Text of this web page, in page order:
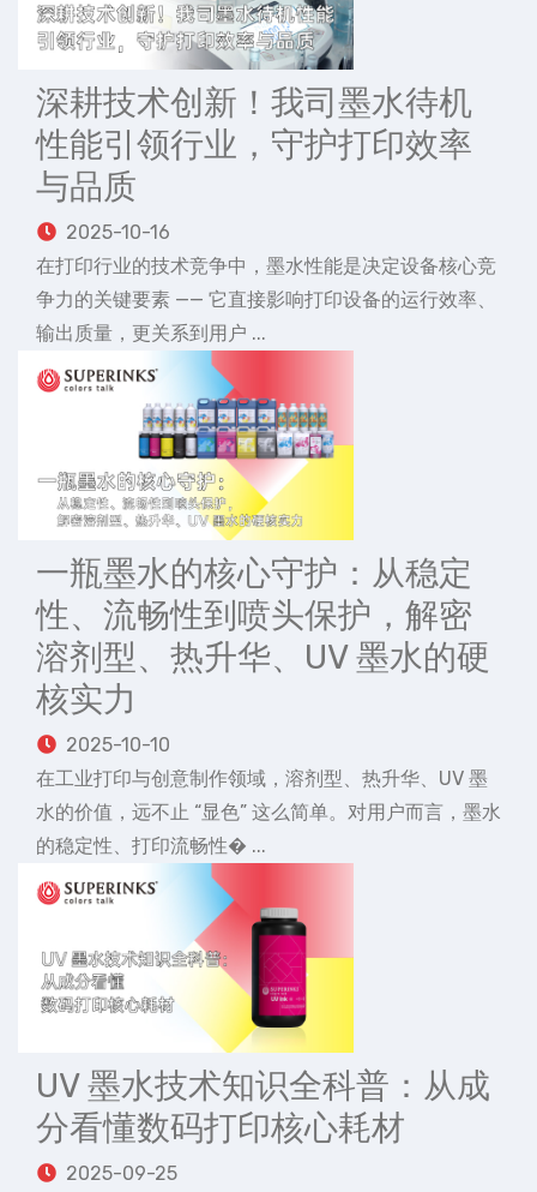
深耕技术创新！我司墨水待机
性能引领行业，守护打印效率
与品质
2025-10-16
在打印行业的技术竞争中，墨水性能是决定设备核心竞
争力的关键要素 —— 它直接影响打印设备的运行效率、
输出质量，更关系到用户 ...
一瓶墨水的核心守护：从稳定
性、流畅性到喷头保护，解密
溶剂型、热升华、UV 墨水的硬
核实力
2025-10-10
在工业打印与创意制作领域，溶剂型、热升华、UV 墨
水的价值，远不止 “显色” 这么简单。对用户而言，墨水
的稳定性、打印流畅性� ...
UV 墨水技术知识全科普：从成
分看懂数码打印核心耗材
2025-09-25